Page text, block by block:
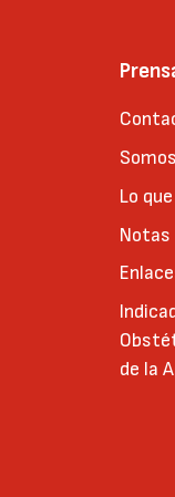
Lo
Notas
de la